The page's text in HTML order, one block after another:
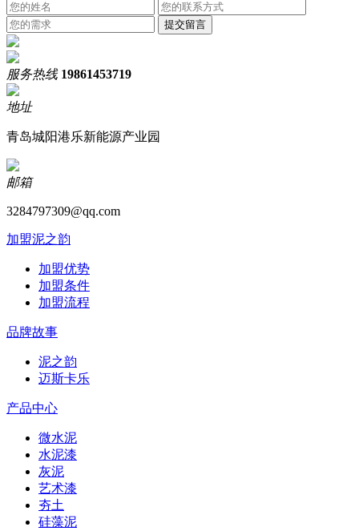
服务热线 19861453719
地址
青岛城阳港乐新能源产业园
邮箱
3284797309@qq.com
加盟泥之韵
加盟优势
加盟条件
加盟流程
品牌故事
泥之韵
迈斯卡乐
产品中心
微水泥
水泥漆
灰泥
艺术漆
夯土
硅藻泥